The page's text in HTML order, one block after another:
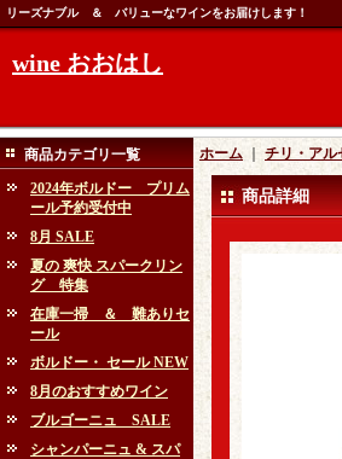
リーズナブル ＆ バリューなワインをお届けします！
wine おおはし
商品カテゴリ一覧
2024年ボルドー プリム
ール予約受付中
8月 SALE
夏の 爽快 スパークリン
グ 特集
在庫一掃 ＆ 難ありセ
ール
ボルドー・ セール NEW
8月のおすすめワイン
ブルゴーニュ SALE
シャンパーニュ & スパ
ホーム チリ・アル
商品詳細